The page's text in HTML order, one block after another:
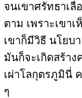
จนเขาศรัทธาเลื่
ตาม เพราะเขา
เขาก็มีวิธี นโยบ
มันก็จะเกิดสร้าง
เผ่าโลกุตรภูมินี่
ๆ